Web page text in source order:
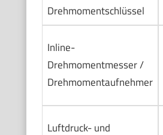
Drehmomentschlüssel
Inline-
Drehmomentmesser /
Drehmomentaufnehmer
Luftdruck- und